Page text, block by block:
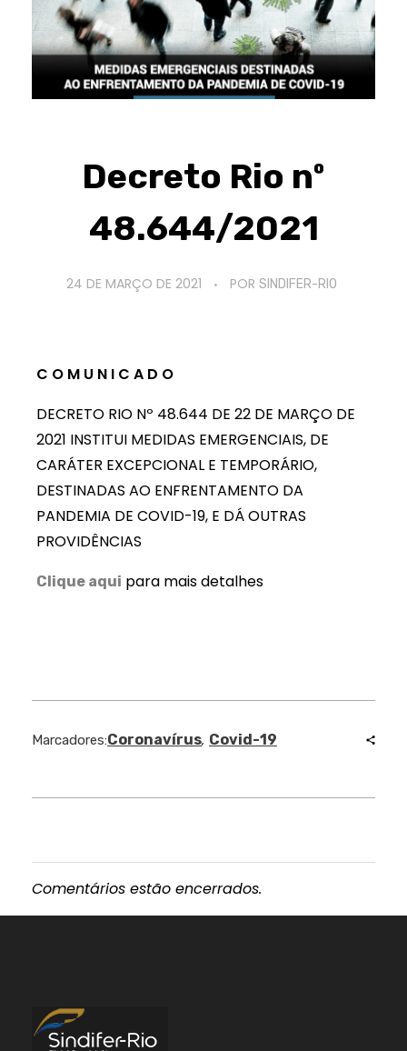
Decreto Rio nº
48.644/2021
24 DE MARÇO DE 2021 POR SINDIFER-RIO
C O M U N I C A D O
DECRETO RIO Nº 48.644 DE 22 DE MARÇO DE
2021 INSTITUI MEDIDAS EMERGENCIAIS, DE
CARÁTER EXCEPCIONAL E TEMPORÁRIO,
DESTINADAS AO ENFRENTAMENTO DA
PANDEMIA DE COVID-19, E DÁ OUTRAS
PROVIDÊNCIAS
Clique aqui para mais detalhes
Marcadores:Coronavírus, Covid-19
Comentários estão encerrados.